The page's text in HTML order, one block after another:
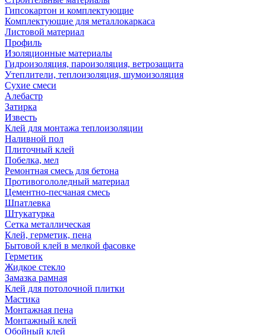
Гипсокартон и комплектующие
Комплектующие для металлокаркаса
Листовой материал
Профиль
Изоляционные материалы
Гидроизоляция, пароизоляция, ветрозащита
Утеплители, теплоизоляция, шумоизоляция
Сухие смеси
Алебастр
Затирка
Известь
Клей для монтажа теплоизоляции
Наливной пол
Плиточный клей
Побелка, мел
Ремонтная смесь для бетона
Противогололедный материал
Цементно-песчаная смесь
Шпатлевка
Штукатурка
Сетка металлическая
Клей, герметик, пена
Бытовой клей в мелкой фасовке
Герметик
Жидкое стекло
Замазка рамная
Клей для потолочной плитки
Мастика
Монтажная пена
Монтажный клей
Обойный клей